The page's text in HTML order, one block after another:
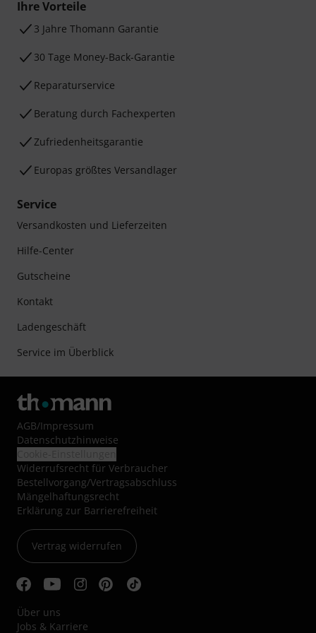
Ihre Vorteile
3 Jahre Thomann Garantie
30 Tage Money-Back-Garantie
Reparaturservice
Beratung durch Fachexperten
Zufriedenheitsgarantie
Europas größtes Versandlager
Service
Versandkosten und Lieferzeiten
Hilfe-Center
Gutscheine
Kontakt
Ladengeschäft
Service im Überblick
AGB/Impressum
Datenschutzhinweise
Widerrufsrecht für Verbraucher
Bestellvorgang/Vertragsabschluss
Mängelhaftungsrecht
Erklärung zur Barrierefreiheit
Vertrag widerrufen
Über uns
Jobs & Karriere